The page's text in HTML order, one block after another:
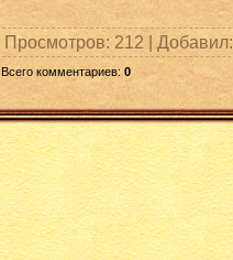
Просмотров: 212 | Добавил
Всего комментариев: 0